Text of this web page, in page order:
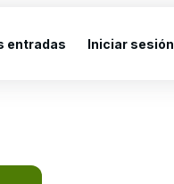
entradas Iniciar sesión